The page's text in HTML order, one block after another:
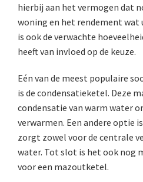
hierbij aan het vermogen dat
woning en het rendement wat
is ook de verwachte
heeft van invloed op de keuze.
Eén van de meest populaire
is de condensatieketel. Deze
condensatie van warm water
verwarmen. Een andere optie
zorgt zowel voor de centrale
water. Tot slot is het ook nog
voor een mazoutketel.